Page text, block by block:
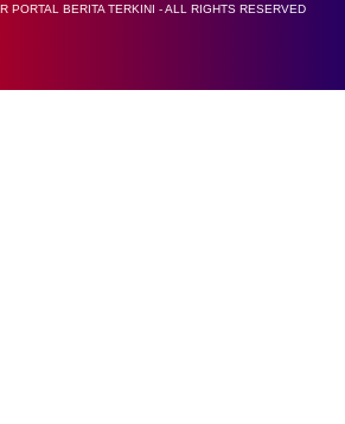
PORTAL BERITA TERKINI - ALL RIGHTS RESERVED